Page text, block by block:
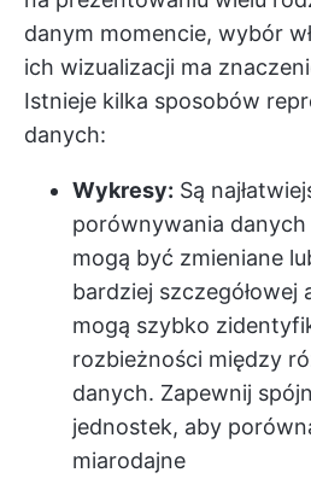
danym momencie, wybór
ich wizualizacji ma
Istnieje kilka sposobów
danych:
Wykresy: Są
porównywania
mogą być zmieniane
bardziej szczegółowej
mogą szybko
rozbieżności między
danych. Zapewnij
jednostek, aby
miarodajne